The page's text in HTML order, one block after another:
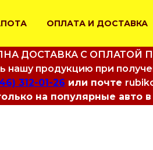
ОПЛАТА И ДОСТАВКА
ДОСТАВКА С ОПЛАТОЙ
нашу продукцию при
312-01-26 или почте
на популярные авто